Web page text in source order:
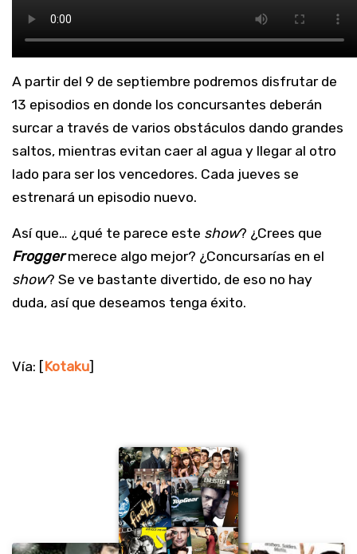
A partir del 9 de septiembre podremos disfrutar de
13 episodios en donde los concursantes deberán
surcar a través de varios obstáculos dando grandes
saltos, mientras evitan caer al agua y llegar al otro
lado para ser los vencedores. Cada jueves se
estrenará un episodio nuevo.
Así que… ¿qué te parece este show? ¿Crees que
Froggermerece algo mejor? ¿Concursarías en el
show? Se ve bastante divertido, de eso no hay
duda, así que deseamos tenga éxito.
Vía: [Kotaku]